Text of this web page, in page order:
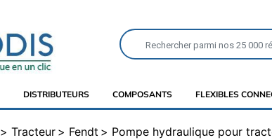
DISTRIBUTEURS COMPOSANTS FLEXIBLES
Tracteur Fendt Pompe hydraulique pour